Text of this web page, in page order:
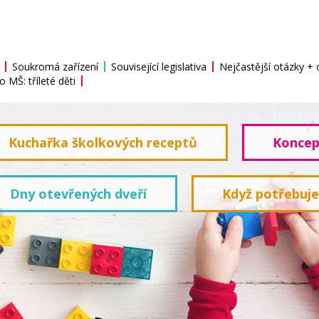
Soukromá zařízení Související legislativa
Nejčastější otázky +
MŠ: tříleté děti
Kuchařka školkových receptů
Dny otevřených dveří Když